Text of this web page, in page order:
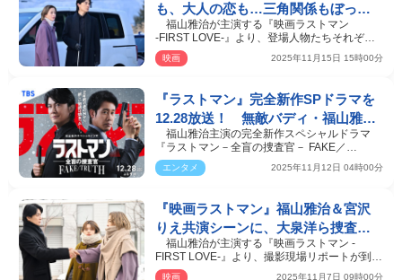
も、大人の恋も…三角関係もぼっ
発！ “恋”を予感させる場面写真解
禁
福山雅治が主演する『映画ラストマン
‐FIRST LOVE‐』より、登場人物たちそれぞれ
のLOVEを予感させる場面…
映画 2025年11月15日 15時00分
『ラストマン』完全新作SPドラマを
12.28放送！ 無敵バディ・福山雅治
×大泉洋に史上最悪の2日間が襲い掛
かる
福山雅治主演の完全新作スペシャルドラマ
『ラストマン－全盲の捜査官－ FAKE／
TRUTH』が、TBS系にて12月…
エンタメ 2025年11月12日 04時00分
『映画ラストマン』福山雅治＆宮沢
りえ共演シーンに、大泉洋ら捜査一
課メンバーの姿も！ 場面写真＆メ
イキングカット解禁
福山雅治が主演する『映画ラストマン -
FIRST LOVE-』より、撮影現場リポートが到
着。さらに、物語の舞台…
映画 2025年11月7日 09時00分